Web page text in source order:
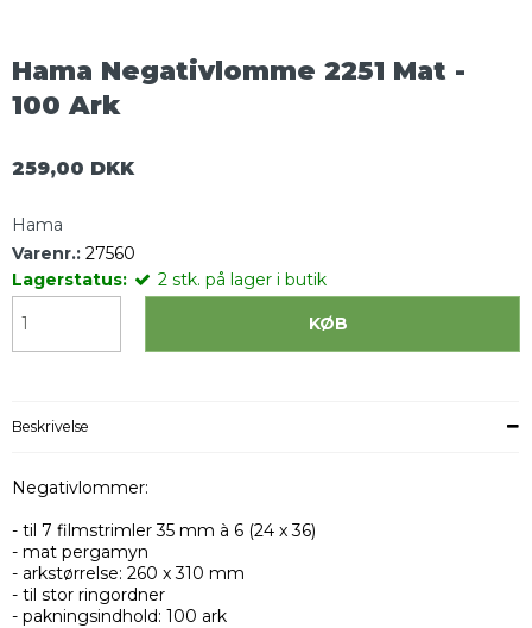
Hama Negativlomme 2251 Mat -
100 Ark
259,00 DKK
Hama
Varenr.: 27560
Lagerstatus:
2 stk. på lager i butik
KØB
Beskrivelse
Negativlommer:
- til 7 filmstrimler 35 mm à 6 (24 x 36)
- mat pergamyn
- arkstørrelse: 260 x 310 mm
- til stor ringordner
- pakningsindhold: 100 ark